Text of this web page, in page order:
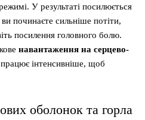
У результаті посилюється
починаєте сильніше потіти,
посилення головного болю.
навантаження на серцево-
працює інтенсивніше, щоб
оболонок та горла